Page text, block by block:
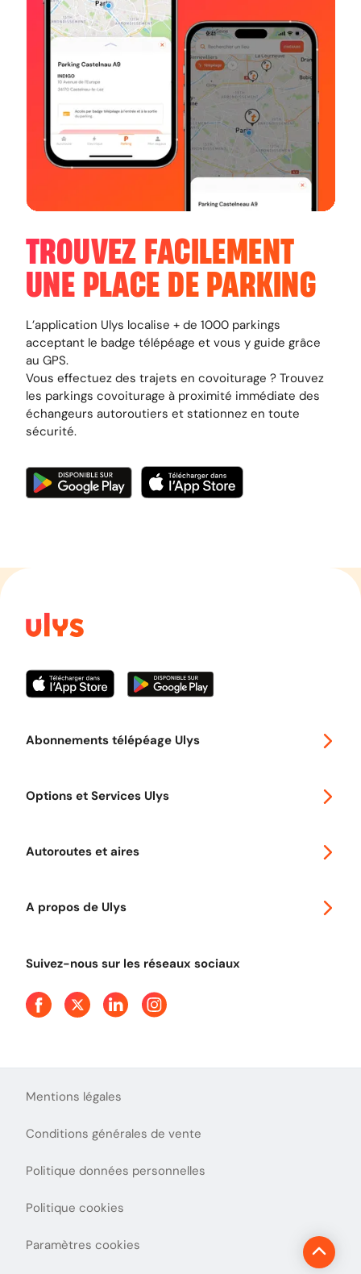
TROUVEZ FACILEMENT
UNE PLACE DE PARKING
L’application Ulys localise + de 1000 parkings
acceptant le badge télépéage et vous y guide grâce
au GPS.
Vous effectuez des trajets en covoiturage ? Trouvez
les parkings covoiturage à proximité immédiate des
échangeurs autoroutiers et stationnez en toute
sécurité.
Abonnements télépéage Ulys
Options et Services Ulys
Autoroutes et aires
A propos de Ulys
Presse
Suivez-nous sur les réseaux sociaux
Mentions légales
Conditions générales de vente
Politique données personnelles
Politique cookies
Paramètres cookies